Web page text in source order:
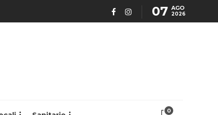
07 AGO
2026
0